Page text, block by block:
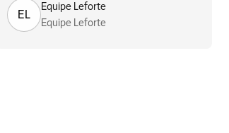
EL
Equipe Leforte
Equipe Leforte